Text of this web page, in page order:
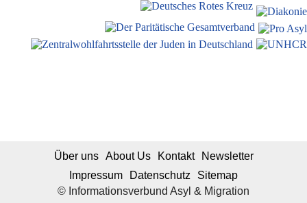
© Informationsverbund Asyl & Migration
Über uns About Us Kontakt
Newsletter
Impressum
Datenschutz Sitemap